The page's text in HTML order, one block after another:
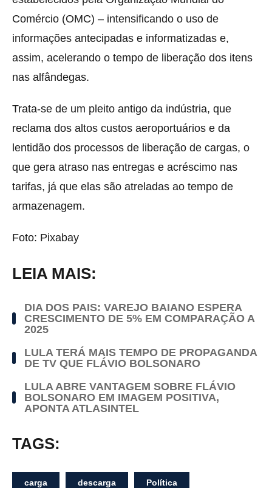
Comércio (OMC) – intensificando o uso de
informações antecipadas e informatizadas e,
assim, acelerando o tempo de liberação dos itens
nas alfândegas.
Trata-se de um pleito antigo da indústria, que
reclama dos altos custos aeroportuários e da
lentidão dos processos de liberação de cargas, o
que gera atraso nas entregas e acréscimo nas
tarifas, já que elas são atreladas ao tempo de
armazenagem.
Foto: Pixabay
LEIA MAIS:
DIA DOS PAIS: VAREJO BAIANO ESPERA
CRESCIMENTO DE 5% EM COMPARAÇÃO A
2025
LULA TERÁ MAIS TEMPO DE PROPAGANDA
DE TV QUE FLÁVIO BOLSONARO
LULA ABRE VANTAGEM SOBRE FLÁVIO
BOLSONARO EM IMAGEM POSITIVA,
APONTA ATLASINTEL
TAGS:
carga descarga Política